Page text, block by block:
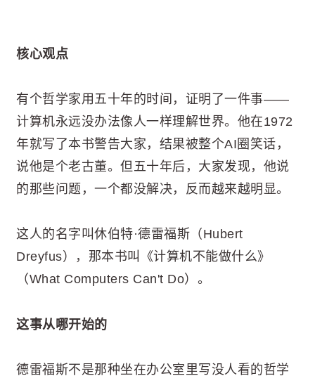
核心观点
有个哲学家用五十年的时间，证明了一件事——
计算机永远没办法像人一样理解世界。他在1972
年就写了本书警告大家，结果被整个AI圈笑话，
说他是个老古董。但五十年后，大家发现，他说
的那些问题，一个都没解决，反而越来越明显。
这人的名字叫休伯特·德雷福斯（Hubert
Dreyfus），那本书叫《计算机不能做什么》
（What Computers Can't Do）。
这事从哪开始的
德雷福斯不是那种坐在办公室里写没人看的哲学